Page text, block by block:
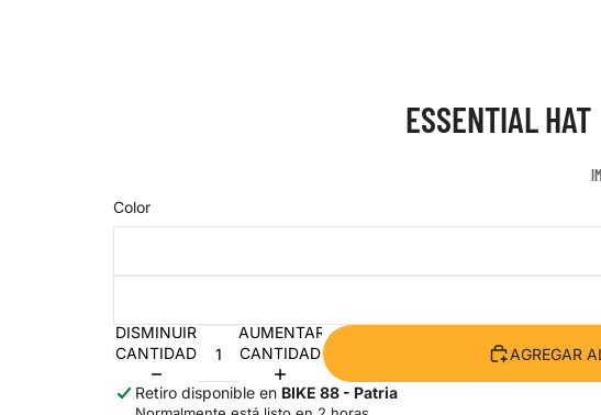
ESSENTIAL HAT
Color
DISMINUIR
CANTIDAD
AUMENTAR
CANTIDAD
AGREGAR
Retiro disponible en BIKE 88 - Patria